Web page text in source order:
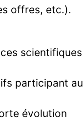
offres, etc.).
scientifiques
participant au
évolution